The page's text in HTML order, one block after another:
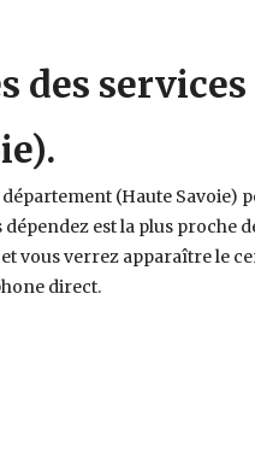
des
(Haute
dépendez est la plus proche
vous verrez apparaître le
direct.